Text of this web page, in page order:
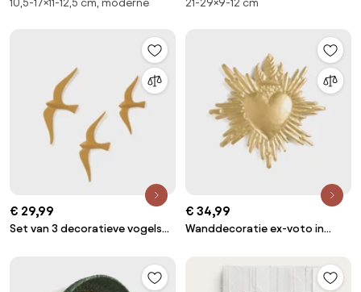
vogels, Strakaza
10,5-17×11-12,5 cm, moderne voor aan de wand, Tuga
21-29×9-12 cm
€ 29,99
Set van 3 decoratieve vogels
€ 34,99
Wanddecoratie ex-voto in